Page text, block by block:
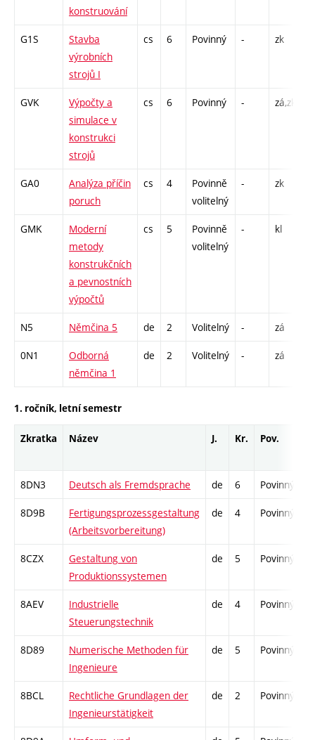
konstruování
G1S
Stavba
výrobních
strojů I
cs 6 Povinný - zk
GVK
Výpočty a
simulace v
konstrukci
strojů
cs 6 Povinný - zá,zk
GA0
Analýza příčin
poruch
cs 4
Povinně
volitelný
- zk
GMK
Moderní
metody
konstrukčních
a pevnostních
výpočtů
cs 5
Povinně
volitelný
- kl
N5 Němčina 5 de 2 Volitelný - zá
0N1
Odborná
němčina 1
de 2 Volitelný - zá
1. ročník, letní semestr
Zkratka Název J. Kr. Pov.
8DN3 Deutsch als Fremdsprache de 6 Povinný
8D9B
Fertigungsprozessgestaltung
(Arbeitsvorbereitung)
de 4 Povinný
8CZX
Gestaltung von
Produktionssystemen
de 5 Povinný
8AEV
Industrielle
Steuerungstechnik
de 4 Povinný
8D89
Numerische Methoden für
Ingenieure
de 5 Povinný
8BCL
Rechtliche Grundlagen der
Ingenieurstätigkeit
de 2 Povinný